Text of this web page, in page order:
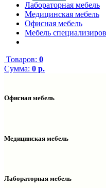
Лабораторная мебель
Медицинская мебель
Офисная мебель
Мебель
Товаров: 0
Сумма: 0 р.
Офисная мебель
Надстройки
Столы рабочие
Медицинская мебель
Шкафы колонки
Лабораторная мебель